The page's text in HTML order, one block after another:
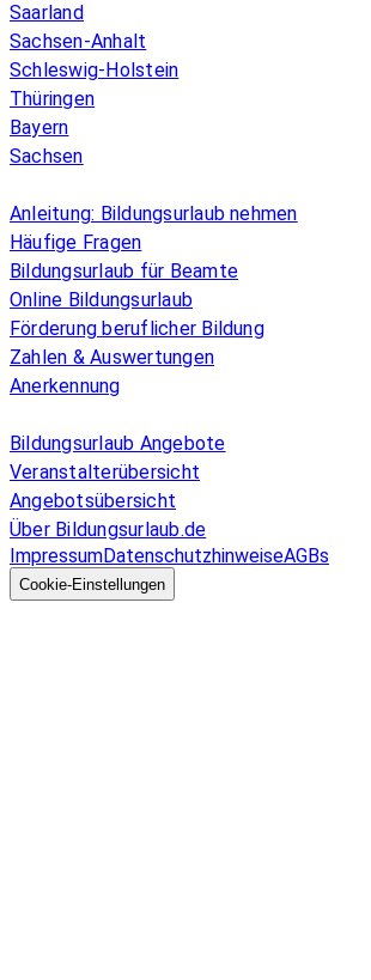
Saarland
Sachsen-Anhalt
Schleswig-Holstein
Thüringen
Bayern
Sachsen
Anleitung: Bildungsurlaub nehmen
Häufige Fragen
Bildungsurlaub für Beamte
Online Bildungsurlaub
Förderung beruflicher Bildung
Zahlen & Auswertungen
Anerkennung
Bildungsurlaub Angebote
Veranstalterübersicht
Angebotsübersicht
Über Bildungsurlaub.de
ImpressumDatenschutzhinweiseAGBs
Cookie-Einstellungen